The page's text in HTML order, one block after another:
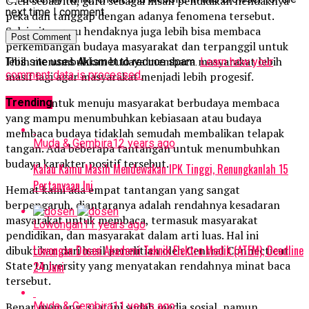
peka dan tanggap dengan adanya fenomena tersebut.
Selain itu, guru hendaknya juga lebih bisa membaca
perkembangan budaya masyarakat dan terpanggil untuk
lebih menumbuhkan budaya membaca masyarakat lebih
masif lagi agar masyarakat menjadi lebih progesif.
Namun untuk menuju masyarakat berbudaya membaca
yang mampu menumbuhkan kebiasaan atau budaya
membaca budaya tidaklah semudah membalikan telapak
tangan. Ada beberapa tantangan untuk menumbuhkan
budaya karakter positif tersebut.
Hemat kami ada empat tantangan yang sangat
berpengaruh, diantaranya adalah rendahnya kesadaran
masyarakat untuk membaca, termasuk masyarakat
pendidikan, dan masyarakat dalam arti luas. Hal ini
dibuktikan dari hasil penelitian oleh Central Connecticut
State University yang menyatakan rendahnya minat baca
tersebut.
next time I comment.
This site uses Akismet to reduce spam.Learn how your
comment data is processed.
Trending
Muda & Gembira12 years ago
Kalau Kamu Masih Mendewakan IPK Tinggi, Renungkanlah 15
Pertanyaan Ini
Lowongan11 years ago
Lowongan Dosen Akademi Teknik Elektro Medik (ATEM), Deadline
24 Juni
Muda & Gembira11 years ago